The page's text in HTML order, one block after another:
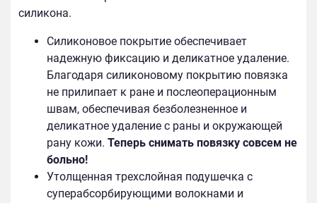
силикона.
Силиконовое покрытие обеспечивает
надежную фиксацию и деликатное удаление.
Благодаря силиконовому покрытию повязка
не прилипает к ране и послеоперационным
швам, обеспечивая безболезненное и
деликатное удаление с раны и окружающей
рану кожи. Теперь снимать повязку совсем не
больно!
Утолщенная трехслойная подушечка с
суперабсорбирующими волокнами и